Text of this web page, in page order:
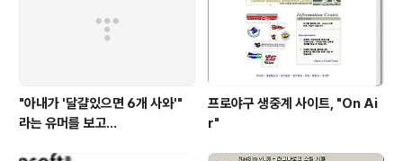
다. 전화번호를 읽어오게 되면,..
"아내가 '달걀있으면 6개 사와'"
라는 유머를 보고...
프로야구 생중계 사이트, "On Ai
r"